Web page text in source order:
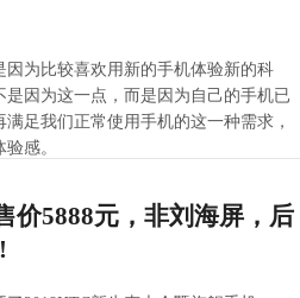
因为比较喜欢用新的手机体验新的科
因为这一点，而是因为自己的手机已
足我们正常使用手机的这一种需求，
感。
2021-02-21 06:16:22
价5888元，非刘海屏，后